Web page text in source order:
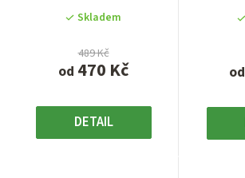
Skladem
od 470 Kč
489 Kč
DETAIL
hvězdiček.
od